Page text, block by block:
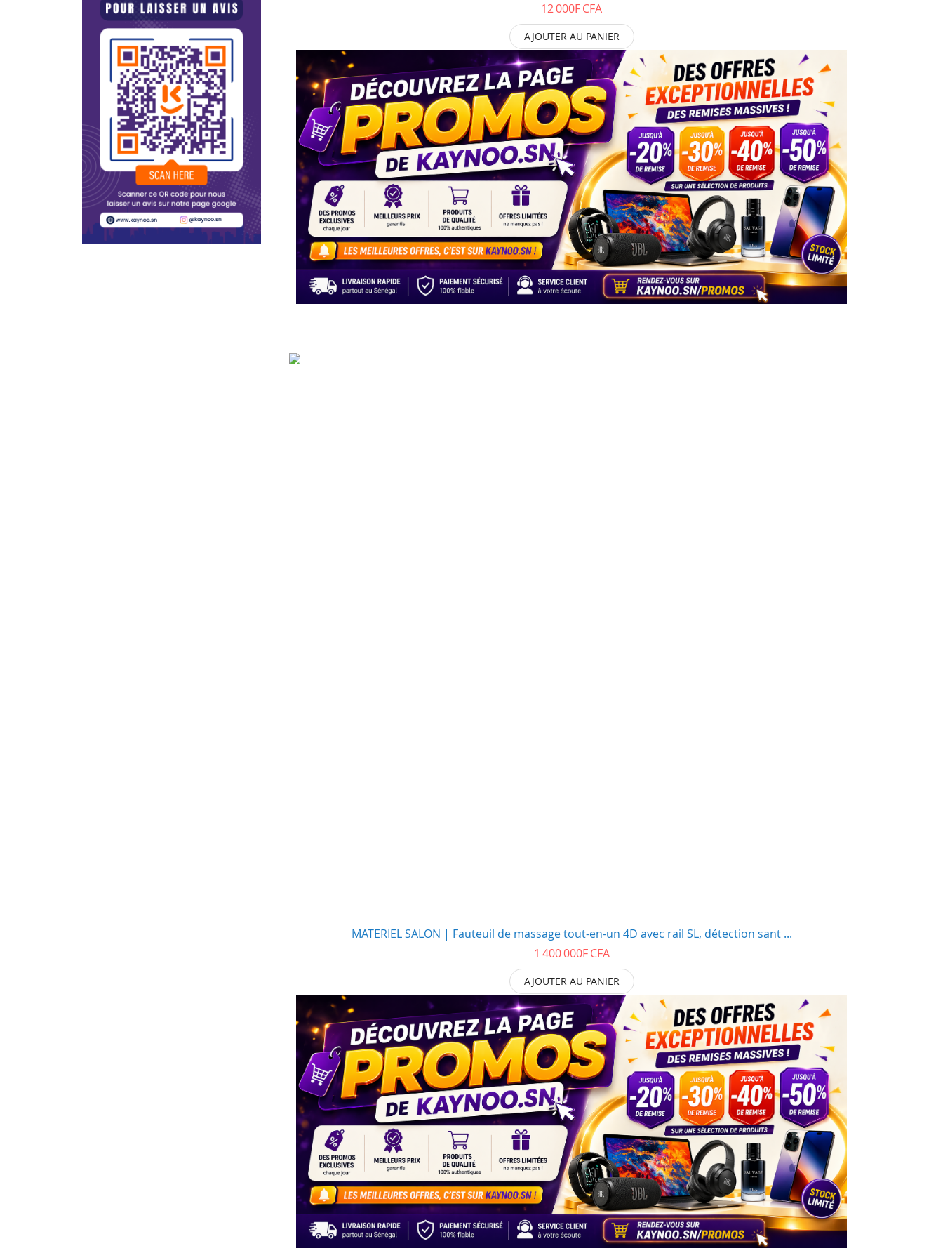
12 000F CFA
AJOUTER AU PANIER
MATERIEL SALON | Fauteuil de massage tout-en-un 4D avec rail SL, détection sant ...
1 400 000F CFA
AJOUTER AU PANIER